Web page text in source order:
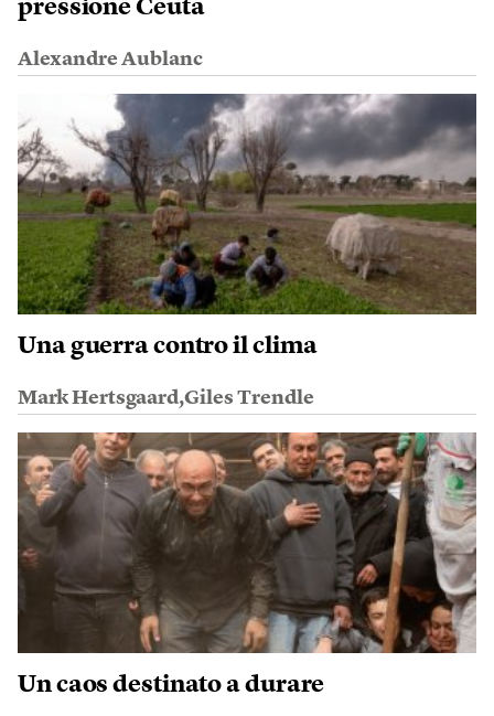
pressione Ceuta
Alexandre Aublanc
Una guerra contro il clima
Mark Hertsgaard,Giles Trendle
Un caos destinato a durare